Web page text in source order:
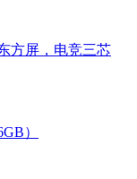
方屏，电竞三芯